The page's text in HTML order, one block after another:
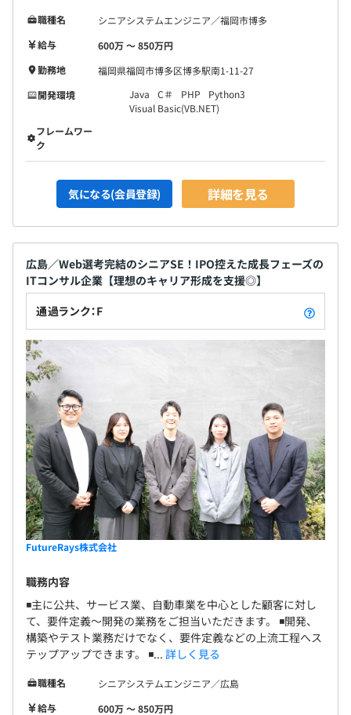
職種名
シニアシステムエンジニア／福岡市博多
給与
600万 〜 850万円
勤務地
福岡県福岡市博多区博多駅南1-11-27
開発環境
Java C＃ PHP
Python3
Visual Basic(VB.NET)
フレームワー
ク
気になる(会員登録) 詳細を見る
広島／Web選考完結のシニアSE！IPO控えた成長フェーズの
ITコンサル企業【理想のキャリア形成を支援◎】
通過ランク：F
FutureRays株式会社
職務内容
◾️主に公共、サービス業、自動車業を中心とした顧客に対し
て、要件定義～開発の業務をご担当いただきます。 ◾️開発、
構築やテスト業務だけでなく、要件定義などの上流工程へス
テップアップできます。 ◾... 詳しく見る
職種名
シニアシステムエンジニア／広島
給与
600万 〜 850万円